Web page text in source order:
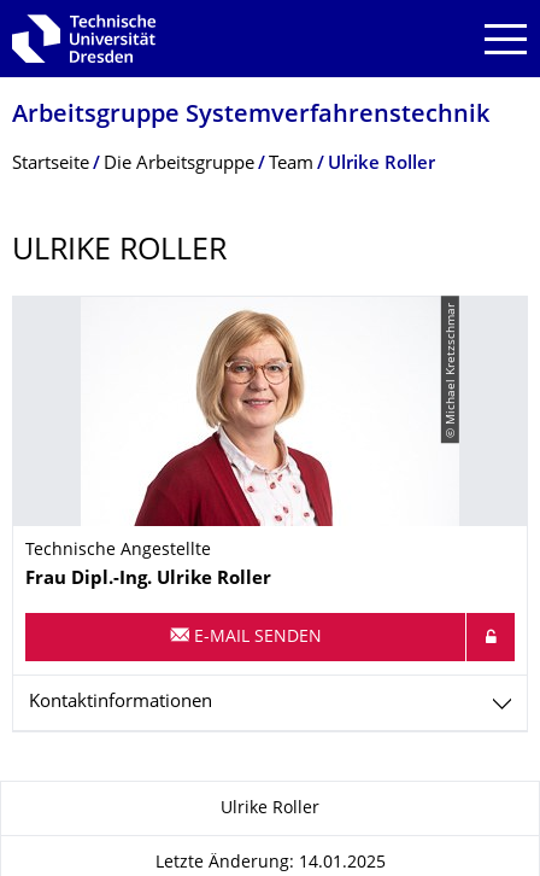
Zur Hauptnavigation springen
Zur Suche springen
Zum Inhalt springen
Arbeitsgruppe Systemverfahrens­technik
Breadcrumb-Menü
Startseite Die Arbeitsgruppe Team Ulrike Roller
ULRIKE ROLLER
© Michael Kretzschmar
Technische Angestellte
Name
Frau Dipl.-Ing. Ulrike Roller
E-MAIL SENDEN
Kontaktinformationen
Ulrike Roller
Letzte Änderung: 14.01.2025